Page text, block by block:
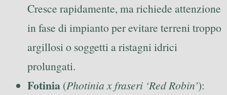
Cresce rapidamente, ma richiede attenzione
in fase di impianto per evitare terreni troppo
argillosi o soggetti a ristagni idrici
prolungati.
Fotinia (Photinia x fraseri ‘Red Robin’):